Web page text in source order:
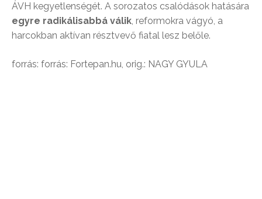
ÁVH kegyetlenségét. A sorozatos csalódások hatására
egyre radikálisabbá válik, reformokra vágyó, a
harcokban aktívan résztvevő fiatal lesz belőle.
forrás: forrás: Fortepan.hu, orig.: NAGY GYULA